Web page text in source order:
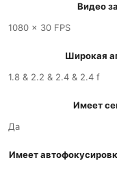
Видео
1080 x 30 FPS
Широкая
1.8 & 2.2 & 2.4 & 2.4 f
Имеет
Да
Имеет